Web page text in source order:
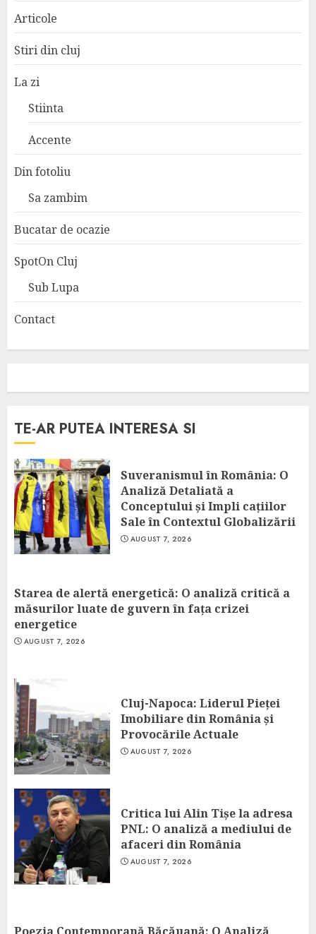
Articole
Stiri din cluj
La zi
Stiinta
Accente
Din fotoliu
Sa zambim
Bucatar de ocazie
SpotOn Cluj
Sub Lupa
Contact
TE-AR PUTEA INTERESA SI
Suveranismul în România: O
Analiză Detaliată a
Conceptului și Impli cațiilor
Sale în Contextul Globalizării
AUGUST 7, 2026
Starea de alertă energetică: O analiză critică a
măsurilor luate de guvern în fața crizei
energetice
AUGUST 7, 2026
Cluj-Napoca: Liderul Pieței
Imobiliare din România și
Provocările Actuale
AUGUST 7, 2026
Critica lui Alin Tișe la adresa
PNL: O analiză a mediului de
afaceri din România
AUGUST 7, 2026